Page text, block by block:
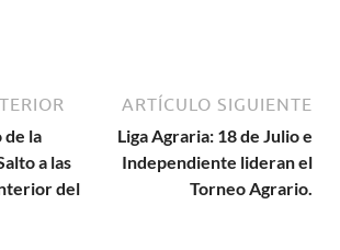
de la
a las
del
ARTÍCULO SIGUIENTE
Liga Agraria: 18 de Julio e
Independiente lideran el
Torneo Agrario.